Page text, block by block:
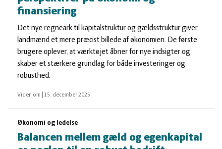
finansiering
Det nye regneark til kapitalstruktur og gældsstruktur giver
landmænd et mere præcist billede af økonomien. De første
brugere oplever, at værktøjet åbner for nye indsigter og
skaber et stærkere grundlag for både investeringer og
robusthed.
Viden om 15. december 2025
Økonomi og ledelse
Balancen mellem gæld og egenkapital